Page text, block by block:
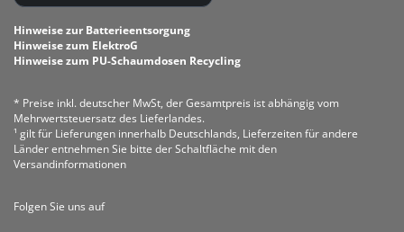
Hinweise zur Batterieentsorgung
Hinweise zum ElektroG
Hinweise zum PU-Schaumdosen Recycling
* Preise inkl. deutscher MwSt, der Gesamtpreis ist abhängig vom
Mehrwertsteuersatz des Lieferlandes.
¹ gilt für Lieferungen innerhalb Deutschlands, Lieferzeiten für andere
Länder entnehmen Sie bitte der Schaltfläche mit den
Versandinformationen
Folgen Sie uns auf